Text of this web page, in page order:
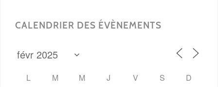
CALENDRIER DES ÉVÈNEMENTS
L M M J V S
D